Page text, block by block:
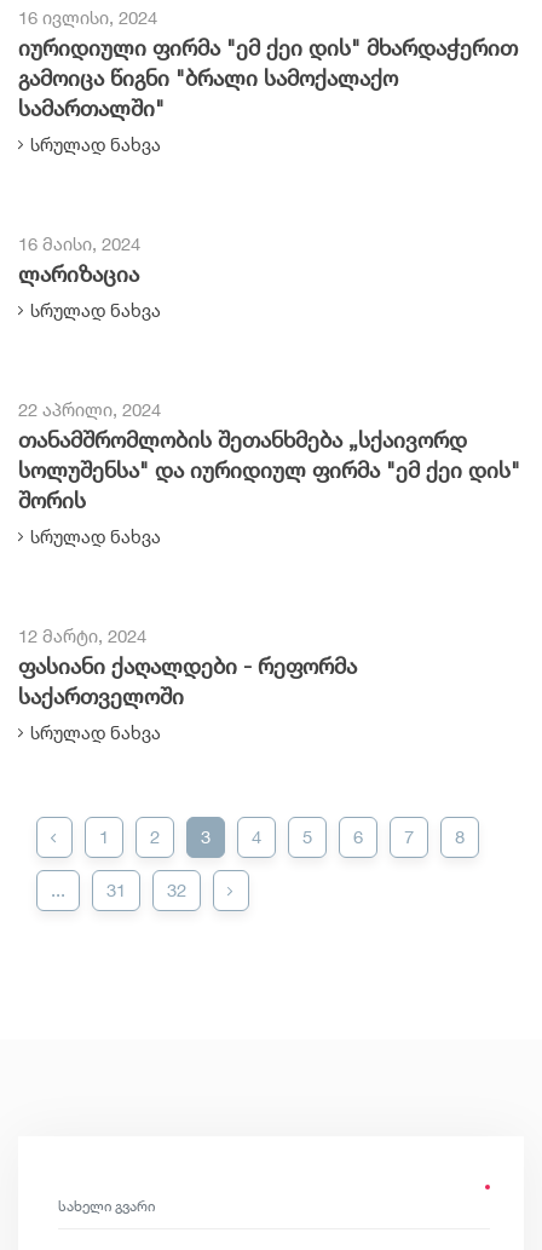
16 ივლისი, 2024
იურიდიული ფირმა "ემ ქეი დის" მხარდაჭერით
გამოიცა წიგნი "ბრალი სამოქალაქო
სამართალში"
სრულად ნახვა
16 მაისი, 2024
ლარიზაცია
სრულად ნახვა
22 აპრილი, 2024
თანამშრომლობის შეთანხმება „სქაივორდ
სოლუშენსა" და იურიდიულ ფირმა "ემ ქეი დის"
შორის
სრულად ნახვა
12 მარტი, 2024
ფასიანი ქაღალდები - რეფორმა
საქართველოში
სრულად ნახვა
1 2 3 4 5 6 7 8
... 31 32